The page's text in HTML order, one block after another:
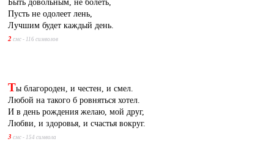
Пусть не одолеет лень,
Лучшим будет каждый день.
2 смс - 116 символов
Ты благороден, и честен, и смел.
Любой на такого б ровняться хотел.
И в день рождения желаю, мой друг,
Любви, и здоровья, и счастья вокруг.
3 смс - 154 символа